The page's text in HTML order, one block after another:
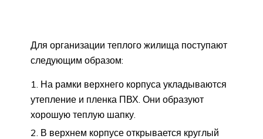
Для организации теплого жилища поступают
следующим образом:
На рамки верхнего корпуса укладываются
утепление и пленка ПВХ. Они образуют
хорошую теплую шапку.
В верхнем корпусе открывается круглый